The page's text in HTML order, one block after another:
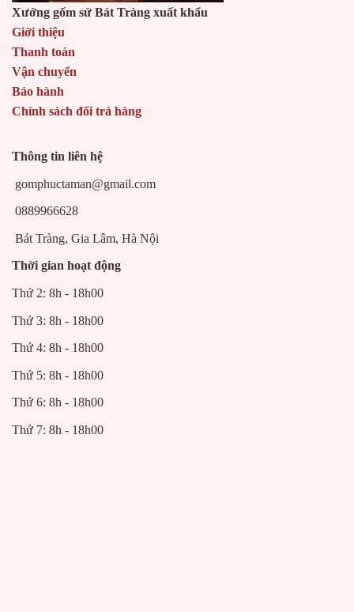
Xưởng gốm sứ Bát Tràng xuất khẩu
Giới thiệu
Thanh toán
Vận chuyển
Bảo hành
Chính sách đổi trả hàng
Thông tin liên hệ
gomphuctaman@gmail.com
0889966628
Bát Tràng, Gia Lâm, Hà Nội
Thời gian hoạt động
Thứ 2: 8h - 18h00
Thứ 3: 8h - 18h00
Thứ 4: 8h - 18h00
Thứ 5: 8h - 18h00
Thứ 6: 8h - 18h00
Thứ 7: 8h - 18h00